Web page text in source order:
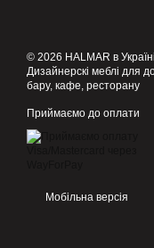
© 2026 HALMAR в Україні
Дизайнерскі меблі для
бару, кафе, ресторану
Приймаємо до оплати
Мобільна версія